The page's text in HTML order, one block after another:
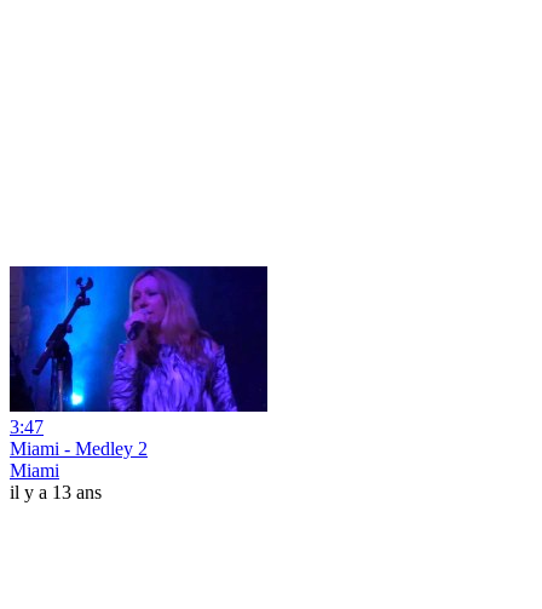
3:47
Miami - Medley 2
Miami
il y a 13 ans